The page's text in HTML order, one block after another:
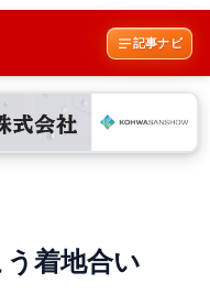
記事ナビ
着地合い